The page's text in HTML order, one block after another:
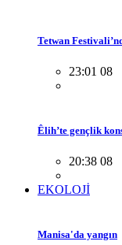
Tetwan
23:01 08
Êlih’te gençlik
20:38 08
EKOLOJİ
Manisa'da yangın